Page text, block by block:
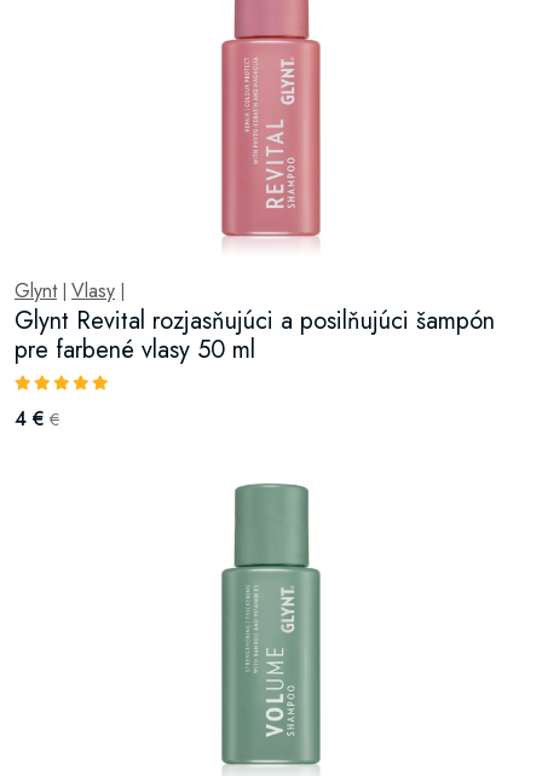
Glynt| Vlasy
Glynt Revital rozjasňujúci a posilňujúci šampón
pre farbené vlasy 50 ml
4 € €